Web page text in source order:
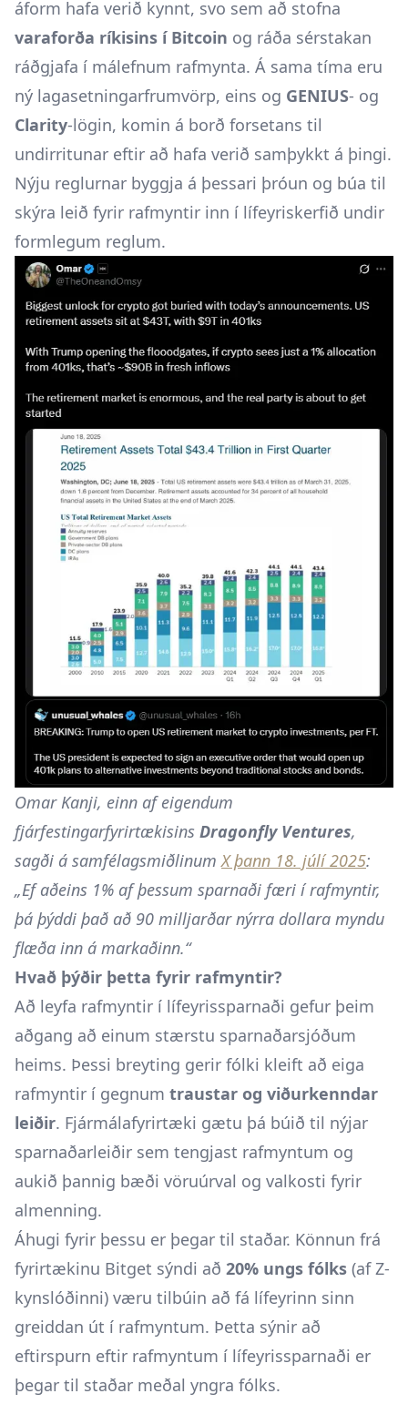
áform hafa verið kynnt, svo sem að stofna
varaforða ríkisins í Bitcoin og ráða sérstakan
ráðgjafa í málefnum rafmynta. Á sama tíma eru
ný lagasetningarfrumvörp, eins og GENIUS- og
Clarity-lögin, komin á borð forsetans til
undirritunar eftir að hafa verið samþykkt á þingi.
Nýju reglurnar byggja á þessari þróun og búa til
skýra leið fyrir rafmyntir inn í lífeyriskerfið undir
formlegum reglum.
Omar Kanji, einn af eigendum
fjárfestingarfyrirtækisins Dragonfly Ventures,
sagði á samfélagsmiðlinum X þann 18. júlí 2025:
„Ef aðeins 1% af þessum sparnaði færi í rafmyntir,
þá þýddi það að 90 milljarðar nýrra dollara myndu
flæða inn á markaðinn.“
Hvað þýðir þetta fyrir rafmyntir?
Að leyfa rafmyntir í lífeyrissparnaði gefur þeim
aðgang að einum stærstu sparnaðarsjóðum
heims. Þessi breyting gerir fólki kleift að eiga
rafmyntir í gegnum traustar og viðurkenndar
leiðir. Fjármálafyrirtæki gætu þá búið til nýjar
sparnaðarleiðir sem tengjast rafmyntum og
aukið þannig bæði vöruúrval og valkosti fyrir
almenning.
Áhugi fyrir þessu er þegar til staðar. Könnun frá
fyrirtækinu Bitget sýndi að 20% ungs fólks (af Z-
kynslóðinni) væru tilbúin að fá lífeyrinn sinn
greiddan út í rafmyntum. Þetta sýnir að
eftirspurn eftir rafmyntum í lífeyrissparnaði er
þegar til staðar meðal yngra fólks.